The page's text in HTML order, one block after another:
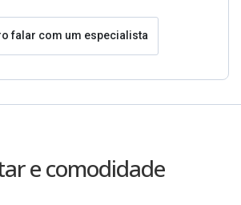
falar com um especialista
e comodidade